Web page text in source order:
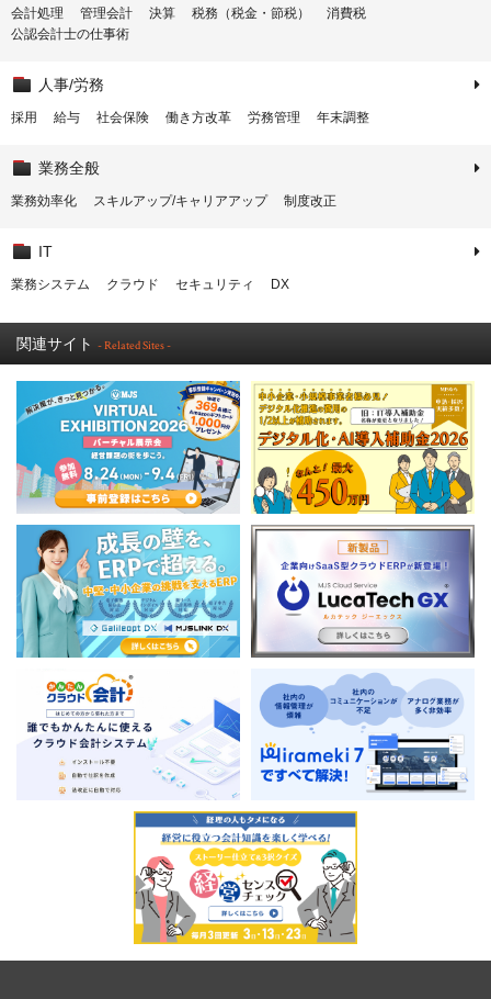
会計処理 管理会計 決算 税務（税金・節税）
消費税
公認会計士の仕事術
人事/労務
採用 給与 社会保険 働き方改革 労務管理 年末調整
業務全般
業務効率化 スキルアップ/キャリアアップ 制度改正
IT
業務システム クラウド セキュリティ DX
関連サイト - Related Sites -